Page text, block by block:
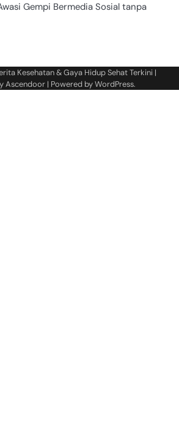
Gempi Bermedia Sosial tanpa
Kesehatan & Gaya Hidup Sehat Terkini |
Ascendoor| Powered byWordPress.